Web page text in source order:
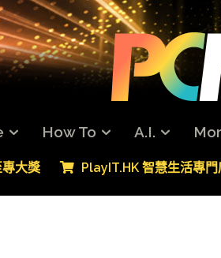
How To A.I.
專大獎 PlayIT.HK 智慧生活專門